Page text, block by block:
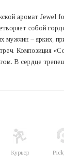
аромат Jewel
собой
– ярких,
Композиция
В сердце
Курьер